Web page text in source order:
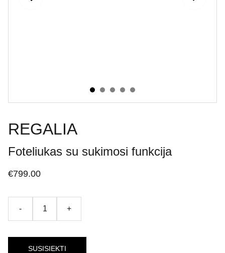
REGALIA
Foteliukas su sukimosi funkcija
€799.00
- +
SUSISIEKTI